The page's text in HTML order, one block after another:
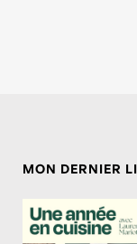
MON DERNIER